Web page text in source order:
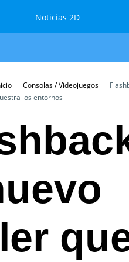
Consolas / Videojuegos
los entornos